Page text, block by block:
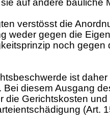
auf andere bauliche
verstösst die
weder gegen die
noch gegen
ist
Bei diesem Ausgang
die Gerichtskosten
(Art.